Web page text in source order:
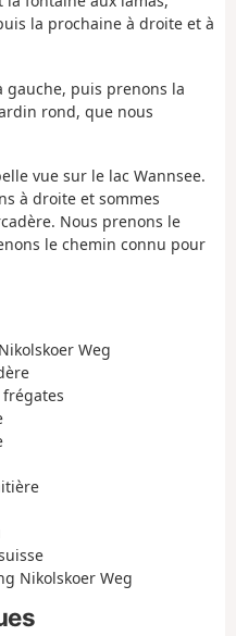
la prochaine à droite et à
gauche, puis prenons la
rond, que nous
vue sur le lac Wannsee.
à droite et sommes
Nous prenons le
le chemin connu pour
Weg
Nikolskoer Weg